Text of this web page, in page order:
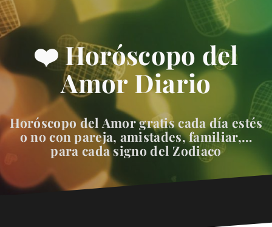
❤️ Horóscopo del
Amor Diario
Horóscopo del Amor gratis cada día estés
o no con pareja, amistades, familiar,…
para cada signo del Zodiaco